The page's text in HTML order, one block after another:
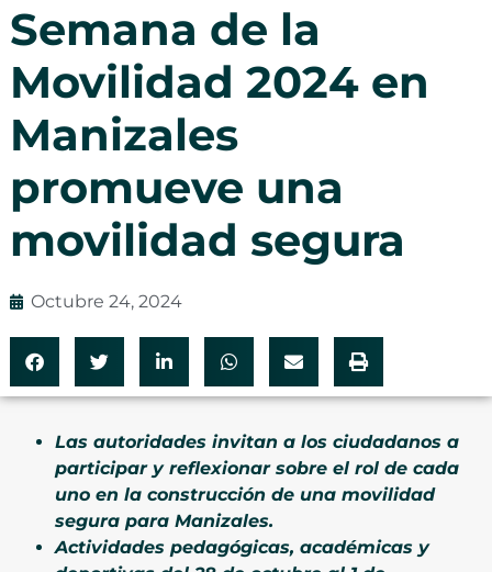
Semana de la
Movilidad 2024 en
Manizales
promueve una
movilidad segura
Octubre 24, 2024
Las autoridades invitan a los ciudadanos a
participar y reflexionar sobre el rol de cada
uno en la construcción de una movilidad
segura para Manizales.
Actividades pedagógicas, académicas y